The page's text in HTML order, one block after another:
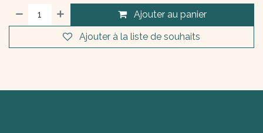
Ajouter au panier
Ajouter à la liste de souhaits